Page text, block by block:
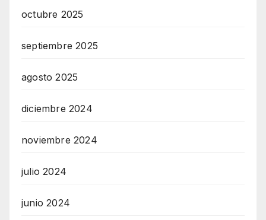
octubre 2025
septiembre 2025
agosto 2025
diciembre 2024
noviembre 2024
julio 2024
junio 2024